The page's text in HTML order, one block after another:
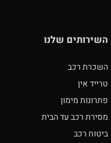
השירותים שלנו
השכרת רכב
טרייד אין
פתרונות מימון
מסירת רכב עד הבית
ביטוח רכב